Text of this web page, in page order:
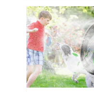
megközelítheti.
beszállást teszi
hanem az autó
benne hagyott
káros hatással
egyszerű
azonban
csökkenthetjük a